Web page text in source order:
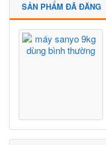
SẢN PHẨM ĐÃ ĐĂNG